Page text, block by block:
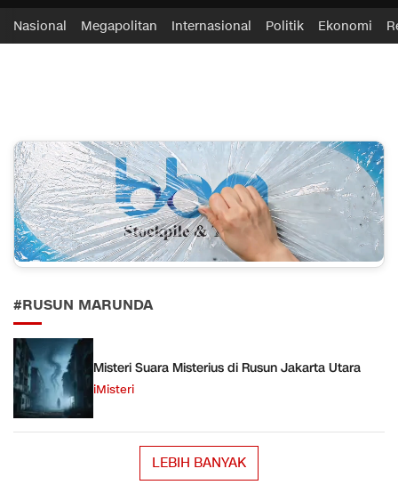
ifakta.co
#pastibenar
Nasional Megapolitan Internasional Politik Ekonomi
#RUSUN MARUNDA
Misteri Suara Misterius di Rusun Jakarta Utara
iMisteri
LEBIH BANYAK